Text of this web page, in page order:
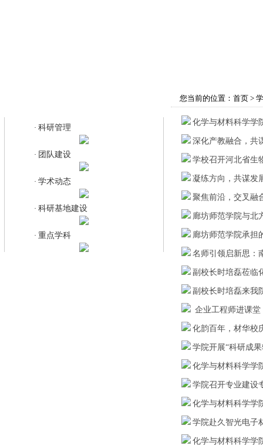
· 科研管理
· 团队建设
· 学术动态
· 科研基地建设
· 重点学科
您当前的位置： 首页 >
化学与材料科学学
深化产教融合，
学校召开河北省生
凝练方向，共谋发
聚焦前沿，交叉融
廊坊师范学院与北
廊坊师范学院承担
名师引领启新思：
副校长时培磊莅临
副校长时培磊来我
企业工程师进课
化韵百年，材华校
学院开展“科研成
化学与材料科学学
学院召开专业建设
化学与材料科学学
学院赴久智光电子
化学与材料科学学